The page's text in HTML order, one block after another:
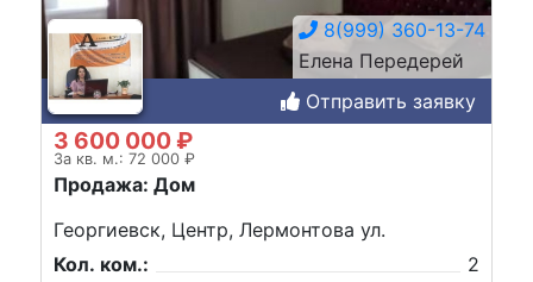
8(999) 360-13-74
Елена Передерей
Отправить заявку
3 600 000 ₽
За кв. м.: 72 000 ₽
Продажа: Дом
Георгиевск, Центр, Лермонтова ул.
Кол. ком.:
2